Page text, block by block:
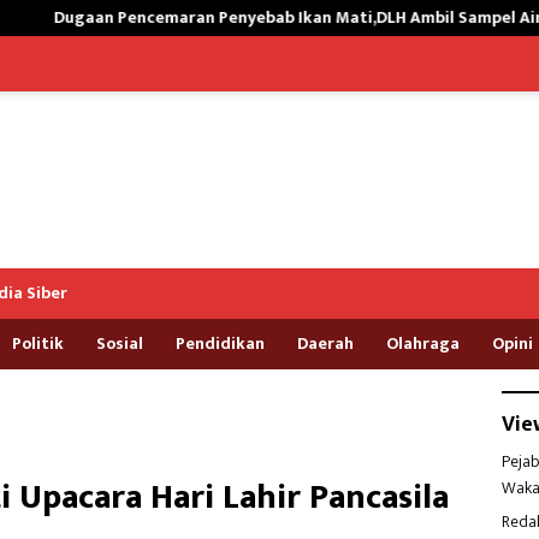
Penyebab Ikan Mati,DLH Ambil Sampel Air Kali Way Ratai
Siber
Politik Sosial Pendidikan Daerah Olahraga Opini
Hari Lahir Pancasila